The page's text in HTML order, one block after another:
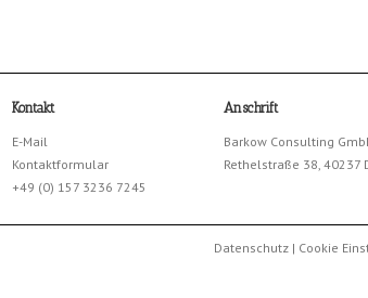
Kontakt
E-Mail
Kontaktformular
+49 (0) 157 3236 7245
Anschrift
Barkow Consulting
Rethelstraße 38, 40237
Datenschutz | Cookie